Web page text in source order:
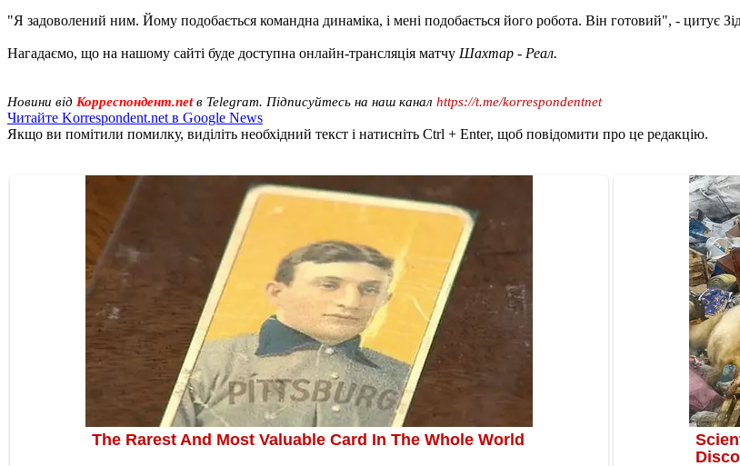
"Я задоволений ним. Йому подобається командна динаміка, і мені подобається його робота. Він готовий", - цитує
Нагадаємо, що на нашому сайті буде доступна онлайн-трансляція матчу Шахтар - Реал.
Новини від Корреспондент.netв Telegram. Підписуйтесь на наш канал https://t.me/korrespondentnet
Читайте Korrespondent.net в Google News
Якщо ви помітили помилку, виділіть необхідний текст і натисніть Ctrl + Enter, щоб повідомити про це редакцію.